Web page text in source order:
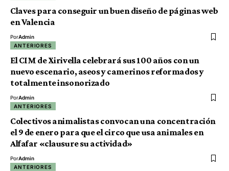
Claves para conseguir un buen diseño de páginas web
en Valencia
PorAdmin
ANTERIORES
El CIM de Xirivella celebrará sus 100 años con un
nuevo escenario, aseos y camerinos reformados y
totalmente insonorizado
PorAdmin
ANTERIORES
Colectivos animalistas convocan una concentración
el 9 de enero para que el circo que usa animales en
Alfafar «clausure su actividad»
PorAdmin
ANTERIORES